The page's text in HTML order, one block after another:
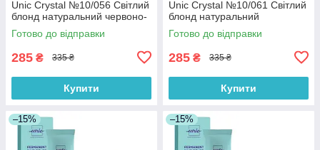
Unic Crystal №10/056 Світлий
блонд натуральний червоно-
фіолетовий 100 мл
Готово до відправки
285 ₴ 335 ₴
Купити
Unic Crystal №10/061 Світлий
блонд натуральний
фіолетово-попелястий 100
мл
Готово до відправки
285 ₴ 335 ₴
Купити
–15% –15%